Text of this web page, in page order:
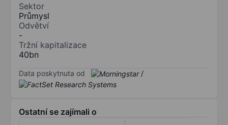
Sektor
Průmysl
Odvětví
-
Tržní kapitalizace
40bn
Data poskytnuta od /
Ostatní se zajímali o